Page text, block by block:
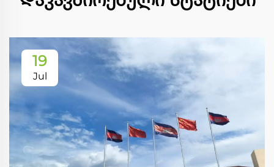
19
Jul